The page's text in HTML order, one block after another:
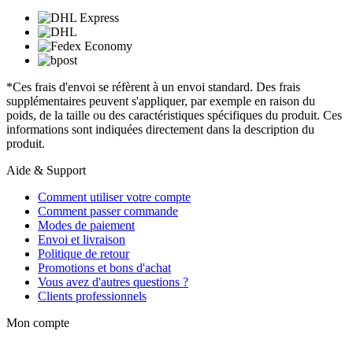
*Ces frais d'envoi se réfèrent à un envoi standard. Des frais
supplémentaires peuvent s'appliquer, par exemple en raison du
poids, de la taille ou des caractéristiques spécifiques du produit. Ces
informations sont indiquées directement dans la description du
produit.
Aide & Support
Comment utiliser votre compte
Comment passer commande
Modes de paiement
Envoi et livraison
Politique de retour
Promotions et bons d'achat
Vous avez d'autres questions ?
Clients professionnels
Mon compte